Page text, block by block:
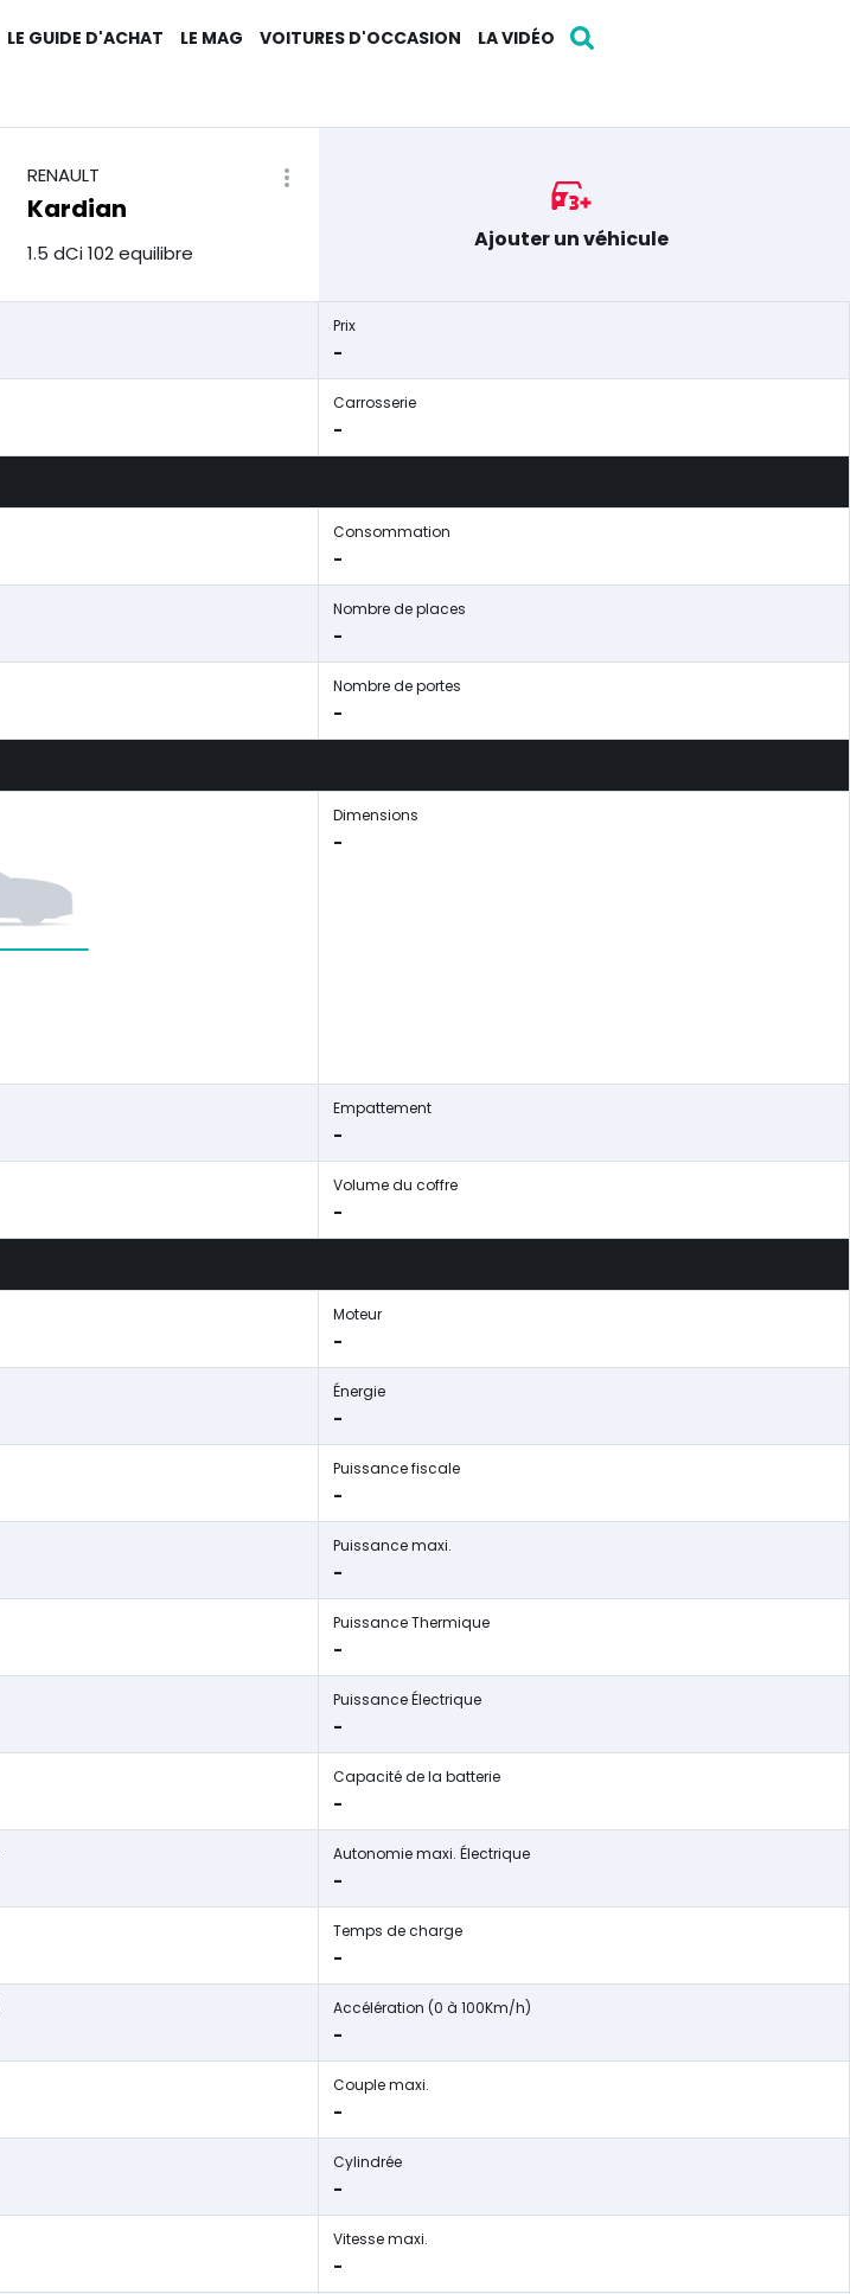
LE GUIDE D'ACHAT LE MAG VOITURES D'OCCASION LA VIDÉO
RENAULT
Kardian
1.5 dCi 102 equilibre
Ajouter un véhicule
Prix
-
Carrosserie
-
Consommation
-
Nombre de places
-
Nombre de portes
-
Dimensions
-
Empattement
-
Volume du coffre
-
Moteur
-
Énergie
-
Puissance fiscale
-
Puissance maxi.
-
Puissance Thermique
-
Puissance Électrique
-
Capacité de la batterie
-
Autonomie maxi. Électrique
-
Temps de charge
-
Accélération (0 à 100Km/h)
-
Couple maxi.
-
Cylindrée
-
Vitesse maxi.
-